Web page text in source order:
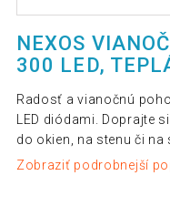
NEXOS
300 LED,
Radosť a vianočnú
LED diódami. Doprajte
do okien, na stenu či na
Zobraziť podrobnejší